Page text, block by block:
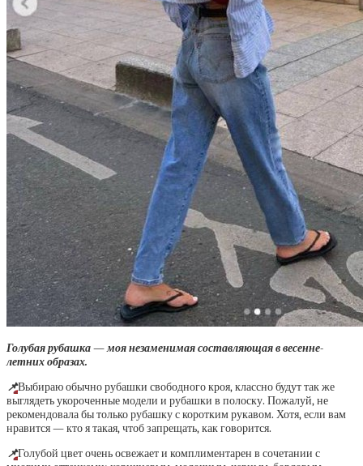
Голубая рубашка — моя незаменимая составляющая в весенне-
летних образах.
📌Выбираю обычно рубашки свободного кроя, классно будут так же
выглядеть укороченные модели и рубашки в полоску. Пожалуй, не
рекомендовала бы только рубашку с коротким рукавом. Хотя, если вам
нравится — кто я такая, чтоб запрещать, как говорится.
📌Голубой цвет очень освежает и комплиментарен в сочетании с